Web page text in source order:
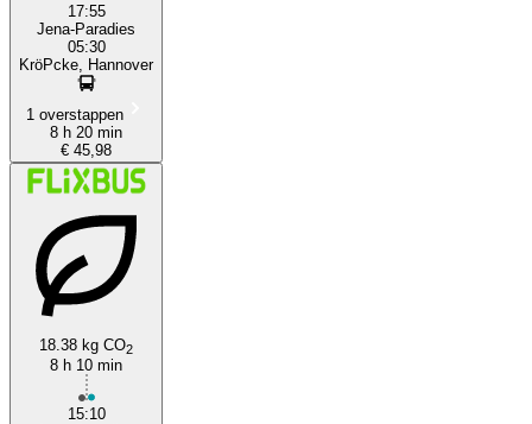
17:55
Jena-Paradies
05:30
KröPcke, Hannover
1 overstappen
8 h 20 min
€ 45,98
18.38 kg CO2
8 h 10 min
15:10